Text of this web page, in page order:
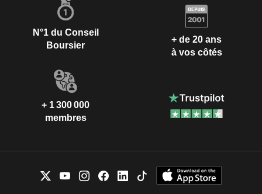
N°1 du Conseil
Boursier
+ de 20 ans
à vos côtés
+ 1 300 000
membres